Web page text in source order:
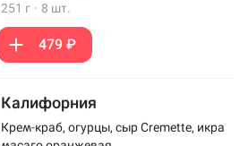
251 г · 8 шт.
479 ₽
Калифорния
Крем-краб, огурцы, сыр Cremette, икра